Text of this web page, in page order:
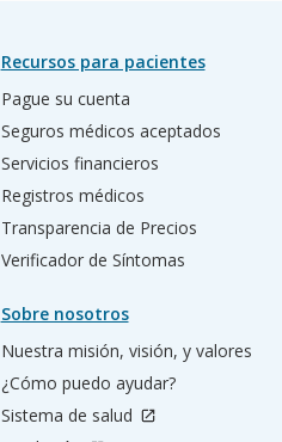
Recursos para pacientes
Pague su cuenta
Seguros médicos aceptados
Servicios financieros
Registros médicos
Transparencia de Precios
Verificador de Síntomas
Sobre nosotros
Nuestra misión, visión, y valores
¿Cómo puedo ayudar?
Sistema de salud